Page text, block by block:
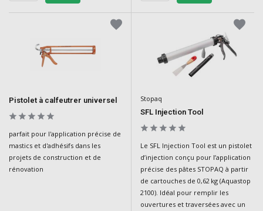
Pistolet à calfeutrer universel
parfait pour l'application précise de
mastics et d'adhésifs dans les
projets de construction et de
rénovation
Stopaq
SFL Injection Tool
Le SFL Injection Tool est un pistolet
d’injection conçu pour l’application
précise des pâtes STOPAQ à partir
de cartouches de 0,62 kg (Aquastop
2100). Idéal pour remplir les
ouvertures et traversées avec un